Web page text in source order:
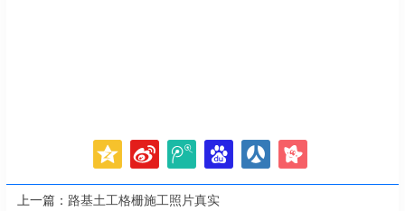
上一篇： 路基土工格栅施工照片真实